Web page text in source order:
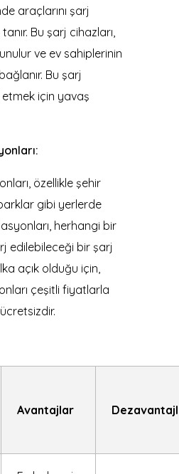
araçlarını şarj
Bu şarj cihazları,
ve ev sahiplerinin
Bu şarj
için yavaş
özellikle şehir
gibi yerlerde
herhangi bir
edilebileceği bir şarj
açık olduğu için,
çeşitli fiyatlarla
Avantajlar